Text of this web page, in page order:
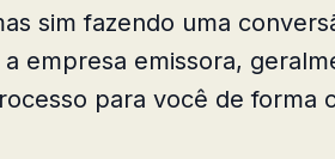
sim fazendo uma
empresa emissora,
para você de forma